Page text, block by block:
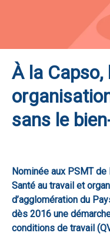
À la Capso,
sans le
Nominée aux PSMT
Santé au travail et
d’agglomération du
dès 2016 une
conditions de travail